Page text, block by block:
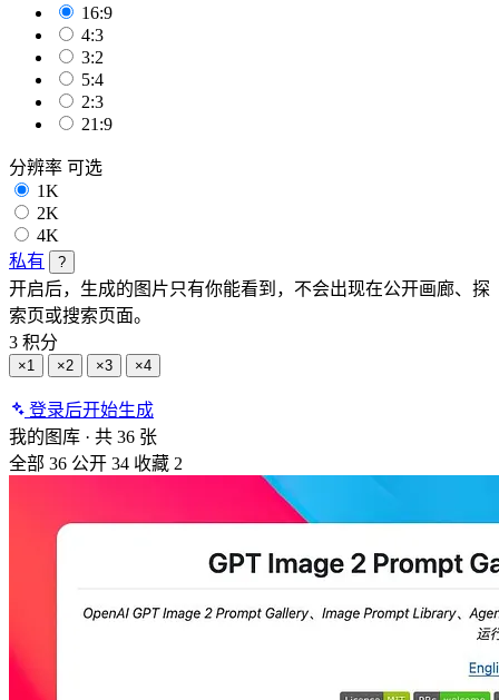
16:9
4:3
3:2
5:4
2:3
21:9
分辨率 可选
1K
2K
4K
私有
?
开启后，生成的图片只有你能看到，不会出现在公开画廊、探
索页或搜索页面。
3 积分
×1 ×2 ×3 ×4
登录后开始生成
我的图库 · 共 36 张
全部 36 公开 34 收藏 2